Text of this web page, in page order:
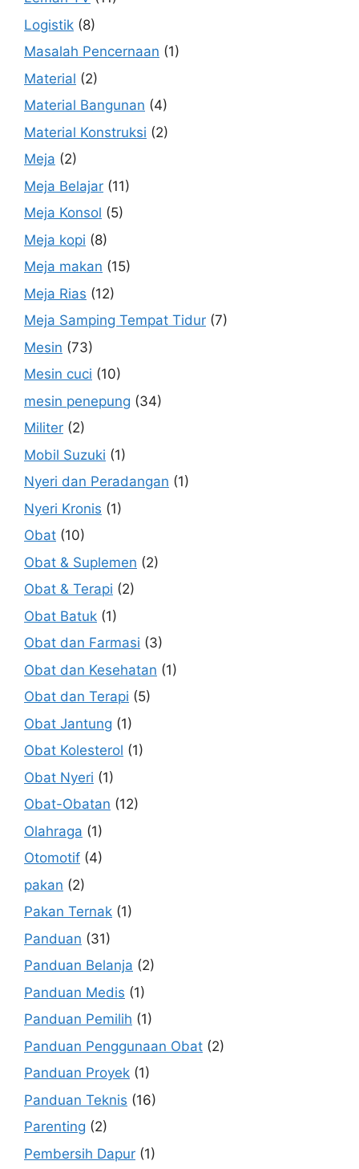
Logistik (8)
Masalah Pencernaan (1)
Material (2)
Material Bangunan (4)
Material Konstruksi (2)
Meja (2)
Meja Belajar (11)
Meja Konsol (5)
Meja kopi (8)
Meja makan (15)
Meja Rias (12)
Meja Samping Tempat Tidur (7)
Mesin (73)
Mesin cuci (10)
mesin penepung (34)
Militer (2)
Mobil Suzuki (1)
Nyeri dan Peradangan (1)
Nyeri Kronis (1)
Obat (10)
Obat & Suplemen (2)
Obat & Terapi (2)
Obat Batuk (1)
Obat dan Farmasi (3)
Obat dan Kesehatan (1)
Obat dan Terapi (5)
Obat Jantung (1)
Obat Kolesterol (1)
Obat Nyeri (1)
Obat-Obatan (12)
Olahraga (1)
Otomotif (4)
pakan (2)
Pakan Ternak (1)
Panduan (31)
Panduan Belanja (2)
Panduan Medis (1)
Panduan Pemilih (1)
Panduan Penggunaan Obat (2)
Panduan Proyek (1)
Panduan Teknis (16)
Parenting (2)
Pembersih Dapur (1)